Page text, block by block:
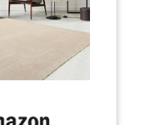
élégante à votre sol
IDÉAL POUR LES
NETTOYER: ce
tapis est facile